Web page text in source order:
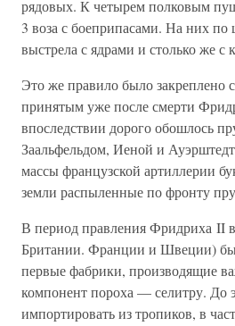
рядовых. К четырем полковым
3 воза с боеприпасами. На них по
выстрела с ядрами и столько же с
Это же правило было закреплено
принятым уже после смерти
впоследствии дорого обошлось
Заальфельдом, Иеной и
массы французской артиллерии
земли распыленные по фронту
В период правления Фридриха II
Британии. Франции и Швеции)
первые фабрики, производящие
компонент пороха — селитру. До
импортировать из тропиков, в